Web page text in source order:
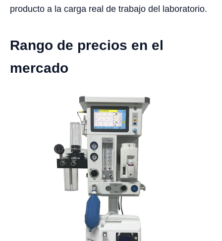
producto a la carga real de trabajo del laboratorio.
Rango de precios en el
mercado